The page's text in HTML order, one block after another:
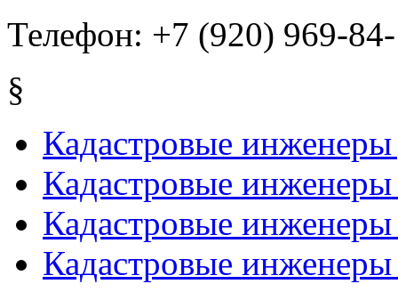
Телефон: +7 (920) 969-
§
Кадастровые
Кадастровые
Кадастровые
Кадастровые инженеры